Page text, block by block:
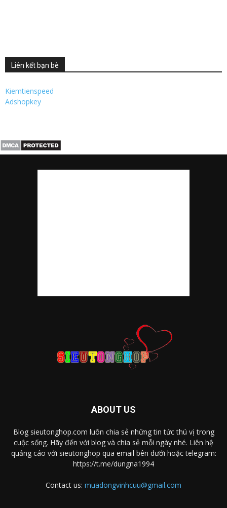
Liên kết bạn bè
Kiemtienspeed
Adshopkey
ABOUT US
Blog sieutonghop.com luôn chia sẻ những tin tức thú vị trong
cuộc sống. Hãy đến với blog và chia sẻ mỗi ngày nhé. Liên hệ
quảng cáo với sieutonghop qua email bên dưới hoặc telegram:
https://t.me/dungna1994
Contact us: muadongvinhcuu@gmail.com